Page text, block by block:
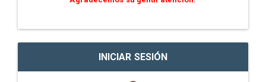
INICIAR SESIÓN